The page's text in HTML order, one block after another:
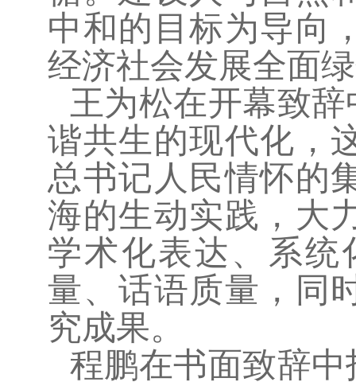
中和的目标为导向
经济社会发展全面
王为松在开幕致
谐共生的现代化，
总书记人民情怀的
海的生动实践，大
学术化表达、系统
量、话语质量，同
究成果。
程鹏在书面致辞